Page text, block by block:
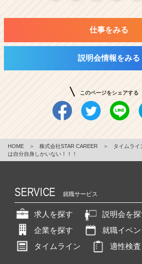
仕事をみる
説明会情報をみる
このページをシェアする
HOME ＞ 株式会社STAR CAREER ＞ タイムライ
は自分自身しかいない！！！
SERVICE 就職サービス
求人を探す
説明会を探
企業を探す
就職イベ
タイムライン
適性検査